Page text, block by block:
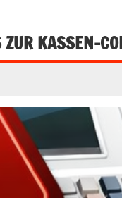
KASSEN-